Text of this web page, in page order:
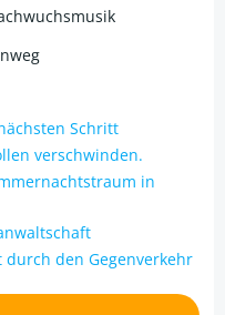
Schritt
verschwinden.
in
durch den Gegenverkehr